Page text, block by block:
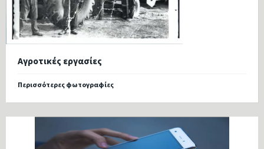
Αγροτικές εργασίες
Περισσότερες φωτογραφίες